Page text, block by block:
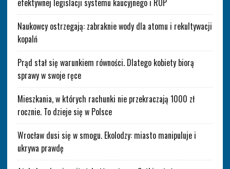
efektywnej legislacji systemu kaucyjnego i ROP
Naukowcy ostrzegają: zabraknie wody dla atomu i rekultywacji
kopalń
Prąd stał się warunkiem równości. Dlatego kobiety biorą
sprawy w swoje ręce
Mieszkania, w których rachunki nie przekraczają 1000 zł
rocznie. To dzieje się w Polsce
Wrocław dusi się w smogu. Ekolodzy: miasto manipuluje i
ukrywa prawdę